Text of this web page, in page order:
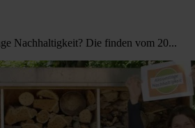
Nachhaltigkeit? Die finden vom 20...